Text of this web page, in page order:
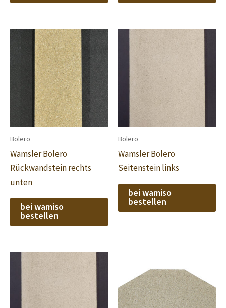
Bolero
Wamsler Bolero
Rückwandstein rechts
unten
bei wamiso
bestellen
Bolero
Wamsler Bolero
Seitenstein links
bei wamiso
bestellen